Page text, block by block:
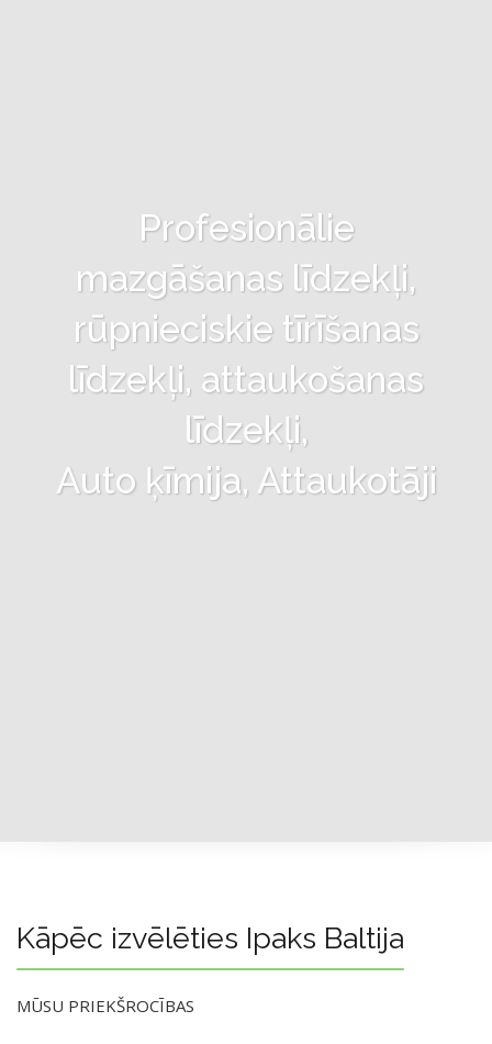
Profesionālie
mazgāšanas līdzekļi,
rūpnieciskie tīrīšanas
līdzekļi, attaukošanas
līdzekļi,
Auto ķīmija, Attaukotāji
Kāpēc izvēlēties Ipaks Baltija
MŪSU PRIEKŠROCĪBAS